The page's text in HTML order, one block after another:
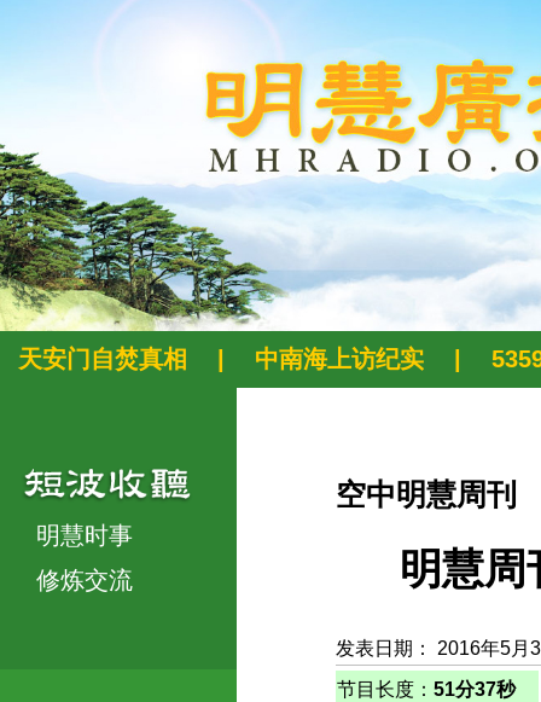
天安门自焚真相 中南海上访纪实
明慧时事
修炼交流
空中明慧周刊
明慧周
发表日期： 2016年5月
节目长度： 51分37秒